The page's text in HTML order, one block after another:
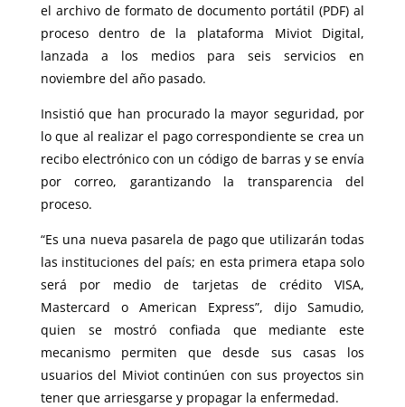
el archivo de formato de documento portátil (PDF) al
proceso dentro de la plataforma Miviot Digital,
lanzada a los medios para seis servicios en
noviembre del año pasado.
Insistió que han procurado la mayor seguridad, por
lo que al realizar el pago correspondiente se crea un
recibo electrónico con un código de barras y se envía
por correo, garantizando la transparencia del
proceso.
“Es una nueva pasarela de pago que utilizarán todas
las instituciones del país; en esta primera etapa solo
será por medio de tarjetas de crédito VISA,
Mastercard o American Express”, dijo Samudio,
quien se mostró confiada que mediante este
mecanismo permiten que desde sus casas los
usuarios del Miviot continúen con sus proyectos sin
tener que arriesgarse y propagar la enfermedad.